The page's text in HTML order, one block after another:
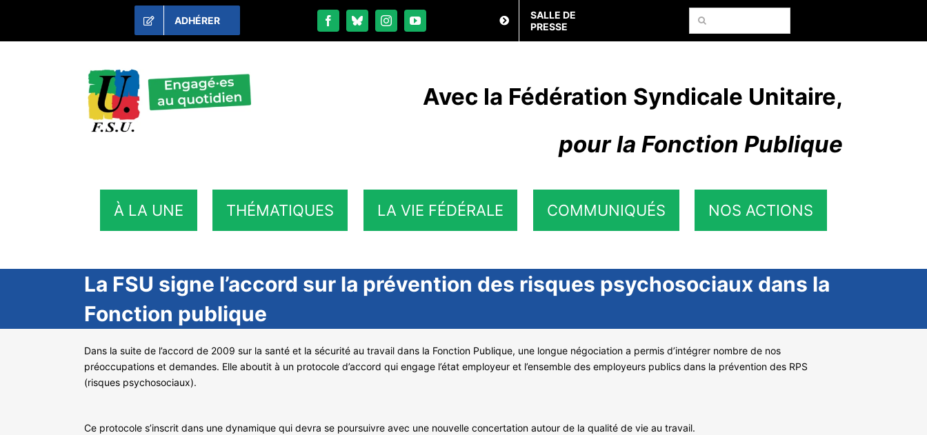
contenu
ADHÉRER
SALLE DE
PRESSE
Rechercher:
Avec la Fédération Syndicale Unitaire,
pour la Fonction Publique
À LA UNE THÉMATIQUES LA VIE FÉDÉRALE COMMUNIQUÉS NOS ACTIONS
La FSU signe l’accord sur la prévention des risques psychosociaux dans la
Fonction publique
Dans la suite de l’accord de 2009 sur la santé et la sécurité au travail dans la Fonction Publique, une longue négociation a permis d’intégrer nombre de nos
préoccupations et demandes. Elle aboutit à un protocole d’accord qui engage l’état employeur et l’ensemble des employeurs publics dans la prévention des RPS
(risques psychosociaux).
Ce protocole s’inscrit dans une dynamique qui devra se poursuivre avec une nouvelle concertation autour de la qualité de vie au travail.